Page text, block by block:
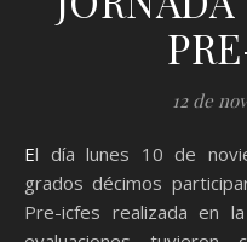
12 de
El día lunes 10 de noviembre, los estudiantes de los
grados décimos
Pre-icfes realizada en